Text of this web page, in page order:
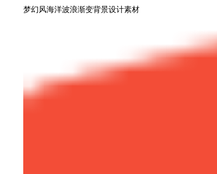
梦幻风海洋波浪渐变背景设计素材